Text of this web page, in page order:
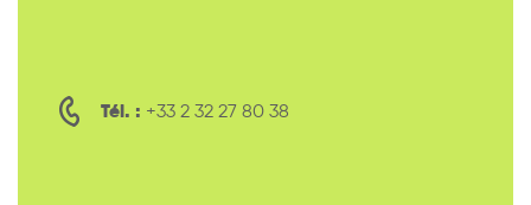
Tél. : +33 2 32 27 80 38